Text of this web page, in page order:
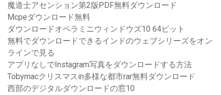
魔道士アセンション第2版PDF無料ダウンロード
Mcpeダウンロード無料
ダウンロードオペラミニウィンドウズ10 64ビット
無料でダウンロードできるインドのウェブシリーズをオン
ラインで見る
アプリなしでInstagram写真をダウンロードする方法
Tobymacクリスマスin多様な都市rar無料ダウンロード
西部のデジタルダウンロードの窓10